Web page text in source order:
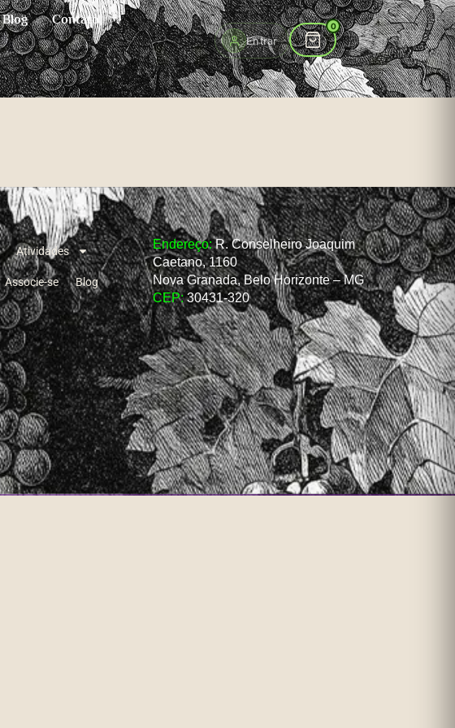
Entrar
0
Blog Contato
Atividades
Associe-se Blog
Endereço: R. Conselheiro Joaquim
Caetano, 1160
Nova Granada, Belo Horizonte – MG
CEP: 30431-320